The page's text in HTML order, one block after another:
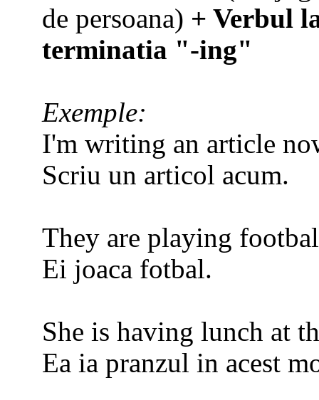
de persoana) + Verbul
terminatia "-ing"
Exemple:
I'm writing an article
Scriu un articol acum.
They are playing
Ei joaca fotbal.
She is having lunch at
Ea ia pranzul in acest